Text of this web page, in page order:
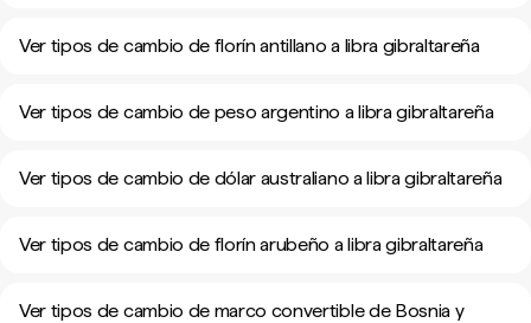
Ver tipos de cambio de florín antillano a libra gibraltareña
Ver tipos de cambio de peso argentino a libra gibraltareña
Ver tipos de cambio de dólar australiano a libra gibraltareña
Ver tipos de cambio de florín arubeño a libra gibraltareña
Ver tipos de cambio de marco convertible de Bosnia y